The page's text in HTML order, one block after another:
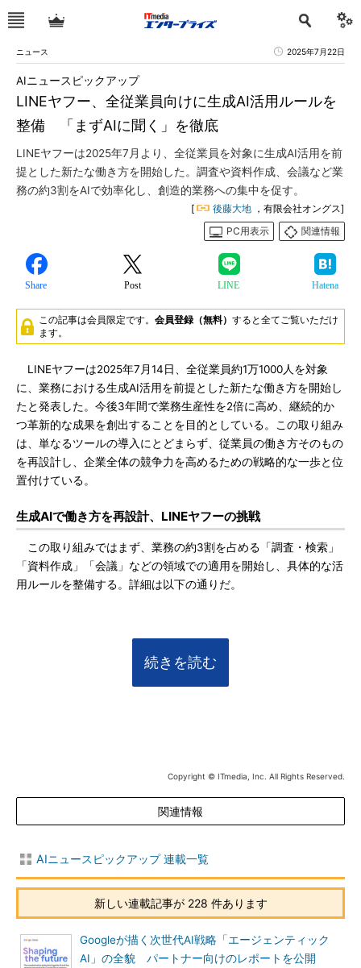
ニュース 2025年7月22日
LINEヤフー、全従業員向けに生成AI活用ルールを
整備 「まずAIに聞く」を徹底
AIニュースピックアップ
LINEヤフーは2025年7月より、全従業員を対象に生成AI活用を前
提とした新たな働き方を開始した。調査や資料作成、会議など業
務の約3割をAIで効率化し、創造的業務への集中を促す。
[ 後藤大地 ，有限会社オングス]
PC用表示
関連情報
Share Post LINE Hatena
この記事は会員限定です。 会員登録（無料） すると全てご覧いただけ
ます。
LINEヤフーは2025年7月14日、全従業員約1万1000人を対象
に、業務における生成AI活用を前提とした新たな働き方を開始し
たと発表した。今後3年間で業務生産性を2倍に高め、継続的か
つ革新的な成果を創出することを目的としている。この取り組み
は、単なるツールの導入にとどまらず、従業員の働き方そのもの
を再設計し、企業全体の競争力を高めるための戦略的な一歩と位
置付けている。
生成AIで働き方を再設計、LINEヤフーの挑戦
この取り組みではまず、業務の約3割を占める「調査・検索」
「資料作成」「会議」などの領域での適用を開始し、具体的な活
用ルールを整備する。詳細は以下の通りだ。
続きを読む
Copyright © ITmedia, Inc. All Rights Reserved.
関連情報
AIニュースピックアップ 連載一覧
新しい連載記事が 228 件あります
Googleが描く次世代AI戦略「エージェンティック
AI」の全貌 パートナー向けのレポートを公開